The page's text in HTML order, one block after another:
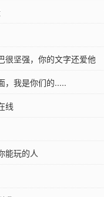
很坚强，你的文字还爱他
，我是你们的.....
线
能玩的人